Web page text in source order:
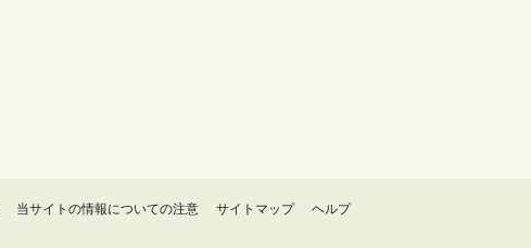
当サイトの情報についての注意 サイトマップ ヘルプ